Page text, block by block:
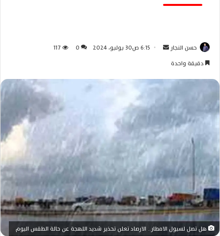
حسن النجار
د
ا
إ
ك
ت
ر
و
ن
6:15 ص30 يوليو، 2024 0
117
دقيقة واحدة
هل تصل لسيول الامطار.. الارصاد تعلن تحذير شديد اللهجة عن حالة الطقس اليوم